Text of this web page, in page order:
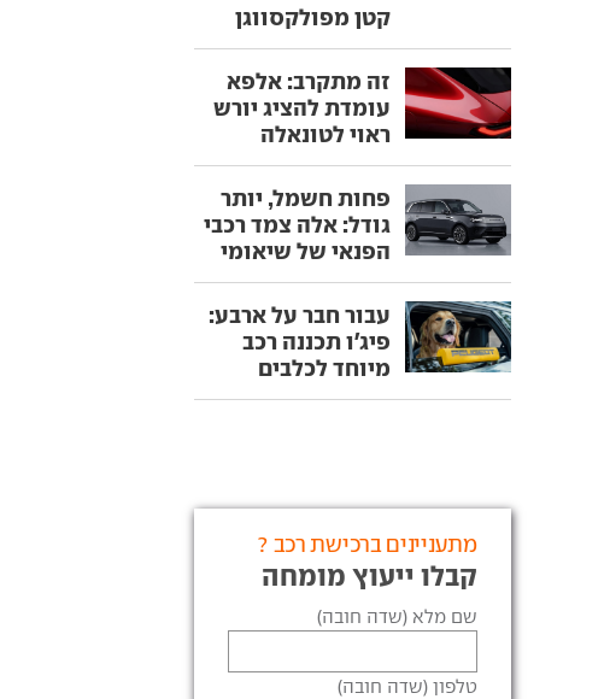
קטן מפולקסווגן
זה מתקרב: אלפא
עומדת להציג יורש
ראוי לטונאלה
פחות חשמל, יותר
גודל: אלה צמד רכבי
הפנאי של שיאומי
עבור חבר על ארבע:
פיג'ו תכננה רכב
מיוחד לכלבים
מתעניינים ברכישת רכב ?
קבלו ייעוץ מומחה
שם מלא (שדה חובה)
טלפון (שדה חובה)